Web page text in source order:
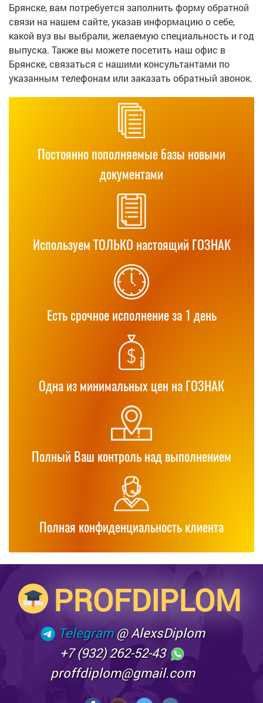
Брянске, вам потребуется заполнить форму обратной
связи на нашем сайте, указав информацию о себе,
какой вуз вы выбрали, желаемую специальность и год
выпуска. Также вы можете посетить наш офис в
Брянске, связаться с нашими консультантами по
указанным телефонам или заказать обратный звонок.
Постоянно пополняемые базы новыми
документами
Используем ТОЛЬКО настоящий ГОЗНАК
Есть срочное исполнение за 1 день
Одна из минимальных цен на ГОЗНАК
Полный Ваш контроль над выполнением
Полная конфиденциальность клиента
PROFDIPLOM
Telegram @ AlexsDiplom
+7 (932) 262-52-43
proffdiplom@gmail.com